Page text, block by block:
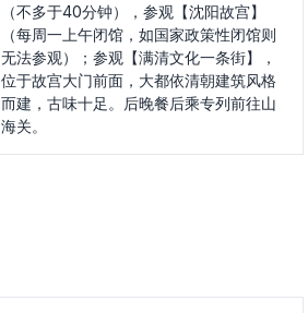
（不多于40分钟），参观【沈阳故宫】
（每周一上午闭馆，如国家政策性闭馆则
无法参观）；参观【满清文化一条街】，
位于故宫大门前面，大都依清朝建筑风格
而建，古味十足。后晚餐后乘专列前往山
海关。